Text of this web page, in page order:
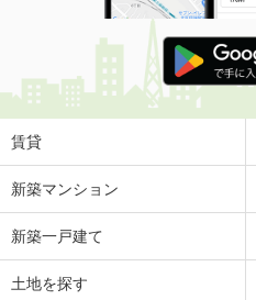
賃貸
新築マンション
新築一戸建て
土地を探す